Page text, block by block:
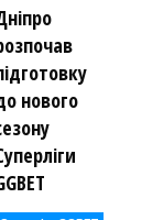
(КСЛІ-1(Київ))
(РІВНЕНЩИНА-
2
нового